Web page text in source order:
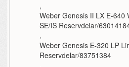
,
Weber Genesis II LX E-640
SE/IS Reservdelar/
,
Weber Genesis E-320 LP
Reservdelar/83751384
,